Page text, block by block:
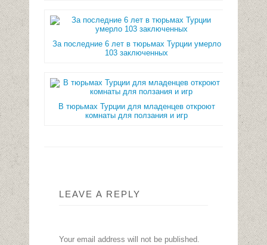
За последние 6 лет в тюрьмах Турции умерло
103 заключенных
В тюрьмах Турции для младенцев откроют
комнаты для ползания и игр
LEAVE A REPLY
Your email address will not be published.